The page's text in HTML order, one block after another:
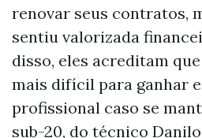
renovar seus contratos,
sentiu valorizada
disso, eles acreditam
mais difícil para ganhar
profissional caso se
sub-20, do técnico